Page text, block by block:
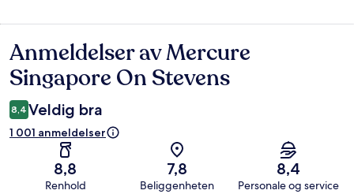
Anmeldelser
Anmeldelser av Mercure
Singapore On Stevens
8,4 Veldig bra
1 001 anmeldelser
8,8
Renhold
7,8
Beliggenheten
8,4
Personale og service